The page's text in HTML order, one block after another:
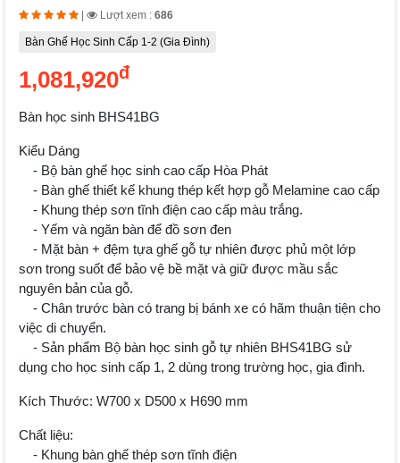
Lượt xem : 686
Bàn Ghế Học Sinh Cấp 1-2 (Gia Đình)
1,081,920đ
Bàn học sinh BHS41BG
Kiểu Dáng
- Bộ bàn ghế học sinh cao cấp Hòa Phát
- Bàn ghế thiết kế khung thép kết hợp gỗ Melamine cao cấp
- Khung thép sơn tĩnh điện cao cấp màu trắng.
- Yếm và ngăn bàn để đồ sơn đen
- Mặt bàn + đệm tựa ghế gỗ tự nhiên được phủ một lớp
sơn trong suốt để bảo vệ bề mặt và giữ được mầu sắc
nguyên bản của gỗ.
- Chân trước bàn có trang bị bánh xe có hãm thuận tiện cho
việc di chuyển.
- Sản phẩm Bộ bàn học sinh gỗ tự nhiên BHS41BG sử
dụng cho học sinh cấp 1, 2 dùng trong trường học, gia đình.
Kích Thước: W700 x D500 x H690 mm
Chất liệu:
- Khung bàn ghế thép sơn tĩnh điện